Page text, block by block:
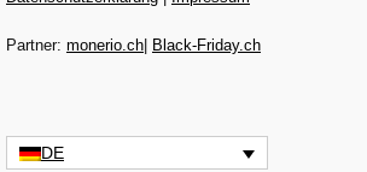
Partner: monerio.ch Black-Friday.ch
DE